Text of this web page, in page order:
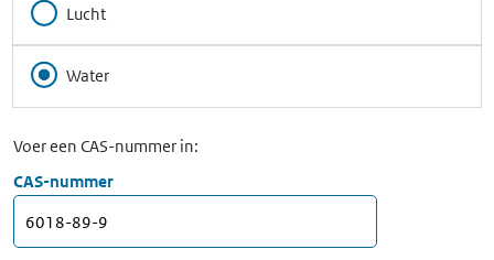
Lucht
Water
Voer een CAS-nummer in:
CAS-nummer